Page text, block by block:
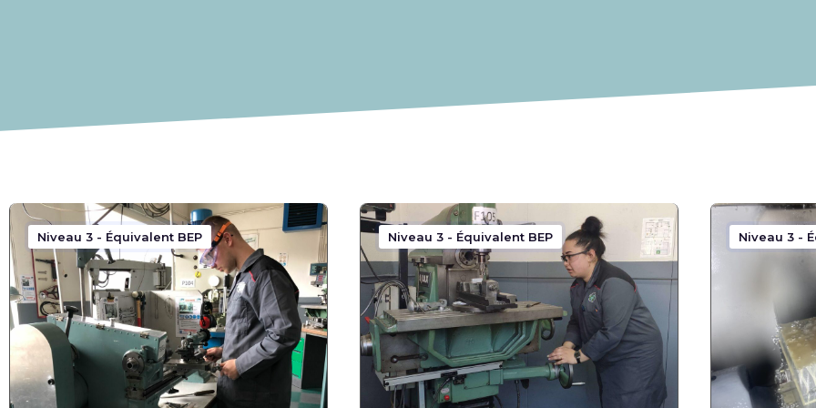
Niveau 3 - Équivalent BEP Niveau 3 - Équivalent BEP Niveau 3 -